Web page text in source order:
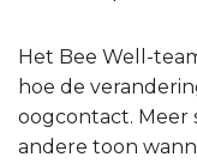
Het Bee Well-
hoe de
oogcontact. Meer
andere toon